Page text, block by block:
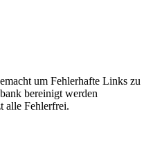
um Fehlerhafte Links zu
bereinigt werden
alle Fehlerfrei.